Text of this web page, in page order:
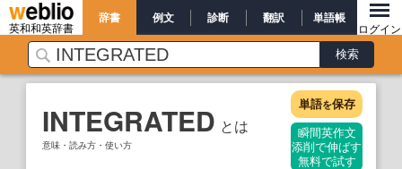
英和和英辞書
辞書 例文 診断 翻訳 単語帳
ログイン
INTEGRATED とは
意味・読み方・使い方
単語を保存
瞬間英作文
添削で伸ばす
無料で試す